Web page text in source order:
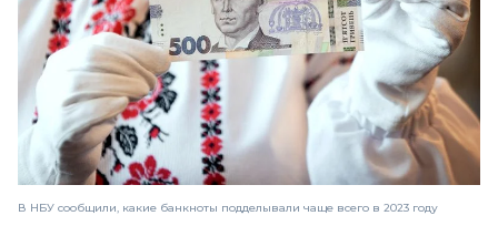
В НБУ сообщили, какие банкноты подделывали чаще всего в 2023 году